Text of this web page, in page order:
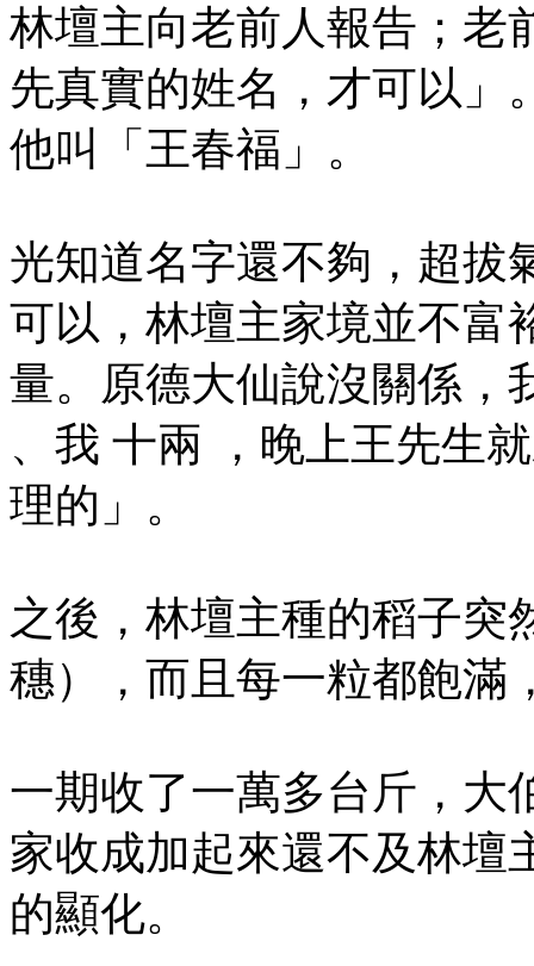
林壇主向老前人報告；老
先真實的姓名，才可以」
他叫「王春福」。
光知道名字還不夠，超拔
可以，林壇主家境並不富
量。原德大仙說沒關係，
、我 十兩 ，晚上王先生
理的」。
之後，林壇主種的稻子突
穗），而且每一粒都飽滿
一期收了一萬多台斤，大
家收成加起來還不及林壇
的顯化。